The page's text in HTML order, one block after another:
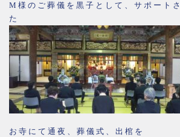
M様のご葬儀を黒子として、サポート
た
お寺にて通夜、葬儀式、出棺を